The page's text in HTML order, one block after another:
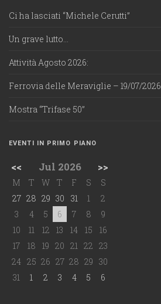
Ci ha lasciati “Michele Cerutti”
Un grave lutto…
Attività Agosto 2026:
Ferrovia delle Meraviglie – 19/07/2026
Mostra “Trifase 50”
EVENTI IN PRIMO PIANO
<< Jul 2026 >>
M T W T F S
S
27 28 29 30 31 1
2
3
4 5 6 7 8
9
10
11 12 13 14 15
16
17
18 19 20 21 22 23
24 25 26 27 28 29 30
31
1 2 3 4 5 6